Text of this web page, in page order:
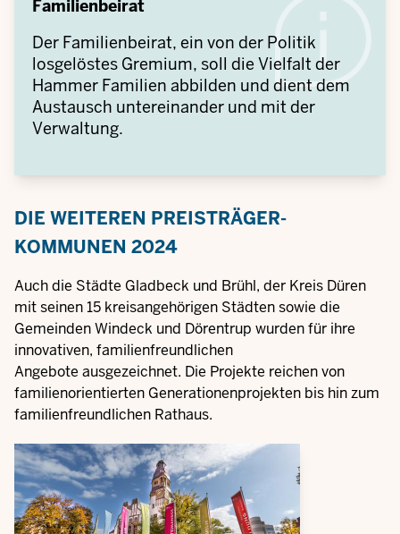
Familienbeirat
Der Familienbeirat, ein von der Politik
losgelöstes Gremium, soll die Vielfalt der
Hammer Familien abbilden und dient dem
Austausch untereinander und mit der
Verwaltung.
DIE WEITEREN PREISTRÄGER-
KOMMUNEN 2024
Auch die Städte Gladbeck und Brühl, der Kreis Düren
mit seinen 15 kreisangehörigen Städten sowie die
Gemeinden Windeck und Dörentrup wurden für ihre
innovativen, familienfreundlichen
Angebote ausgezeichnet. Die Projekte reichen von
familienorientierten Generationenprojekten bis hin zum
familienfreundlichen Rathaus.